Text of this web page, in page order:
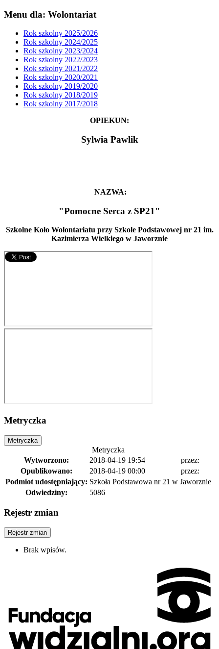
Menu dla: Wolontariat
Rok szkolny 2025/2026
Rok szkolny 2024/2025
Rok szkolny 2023/2024
Rok szkolny 2022/2023
Rok szkolny 2021/2022
Rok szkolny 2020/2021
Rok szkolny 2019/2020
Rok szkolny 2018/2019
Rok szkolny 2017/2018
OPIEKUN:
Sylwia Pawlik
NAZWA:
"Pomocne Serca z SP21"
Szkolne Koło Wolontariatu przy Szkole Podstawowej nr 21 im.
Kazimierza Wielkiego w Jaworznie
Metryczka
Metryczka
Metryczka
Wytworzono:
2018-04-19 19:54
przez:
Opublikowano:
2018-04-19 00:00
przez:
Podmiot udostępniający: Szkoła Podstawowa nr 21 w Jaworznie
Odwiedziny:
5086
Rejestr zmian
Rejestr zmian
Brak wpisów.